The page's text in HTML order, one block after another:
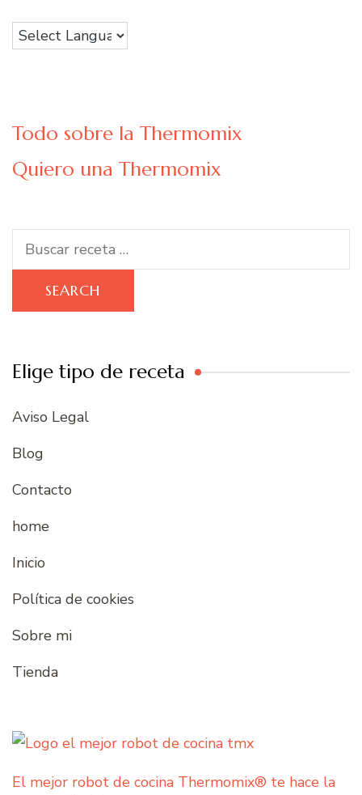
Todo sobre la Thermomix
Quiero una Thermomix
Search
for:
Elige tipo de receta
Aviso Legal
Blog
Contacto
home
Inicio
Política de cookies
Sobre mi
Tienda
El mejor robot de cocina Thermomix® te hace la